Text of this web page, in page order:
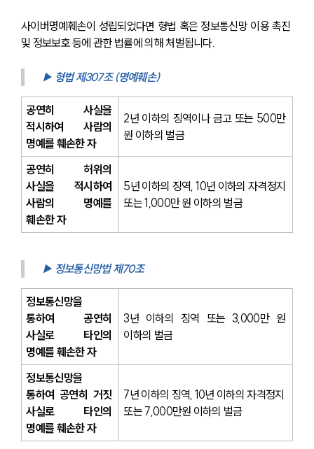
사이버명예훼손이 성립되었다면 형법 혹은 정보통신망 이용 촉진
및 정보보호 등에 관한 법률에 의해 처벌됩니다.
▶ 형법 제307조 (명예훼손)
공연히 사실을
적시하여 사람의
명예를 훼손한 자
2년 이하의 징역이나 금고 또는 500만
원 이하의 벌금
공연히 허위의
사실을 적시하여
사람의 명예를
훼손한 자
5년 이하의 징역, 10년 이하의 자격정지
또는 1,000만 원 이하의 벌금
▶ 정보통신망법 제70조
정보통신망을
통하여 공연히
사실로 타인의
명예를 훼손한 자
3년 이하의 징역 또는 3,000만 원
이하의 벌금
정보통신망을
통하여 공연히 거짓
사실로 타인의
명예를 훼손한 자
7년 이하의 징역, 10년 이하의 자격정지
또는 7,000만원 이하의 벌금